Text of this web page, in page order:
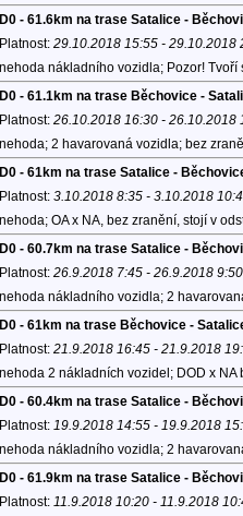
D0 - 61.6km na trase Satalice -
Platnost: 29.10.2018 15:55 - 29.10.2018
nehoda nákladního vozidla; Pozor!
D0 - 61.1km na trase Běchovice -
Platnost: 26.10.2018 16:30 - 26.10.2018
nehoda; 2 havarovaná vozidla; bez
D0 - 61km na trase Satalice -
Platnost: 3.10.2018 8:35 - 3.10.2018
nehoda; OA x NA, bez zranění, stojí v
D0 - 60.7km na trase Satalice -
Platnost: 26.9.2018 7:45 - 26.9.2018 9:50
nehoda nákladního vozidla; 2
D0 - 61km na trase Běchovice -
Platnost: 21.9.2018 16:45 - 21.9.2018
nehoda 2 nákladních vozidel; DOD x NA
D0 - 60.4km na trase Satalice -
Platnost: 19.9.2018 14:55 - 19.9.2018
nehoda nákladního vozidla; 2
D0 - 61.9km na trase Satalice -
Platnost: 11.9.2018 10:20 - 11.9.2018